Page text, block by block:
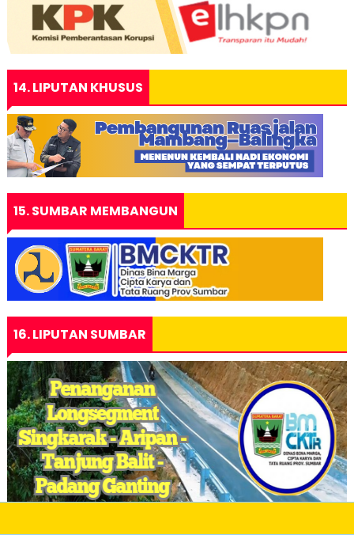
14. LIPUTAN KHUSUS
15. SUMBAR MEMBANGUN
16. LIPUTAN SUMBAR